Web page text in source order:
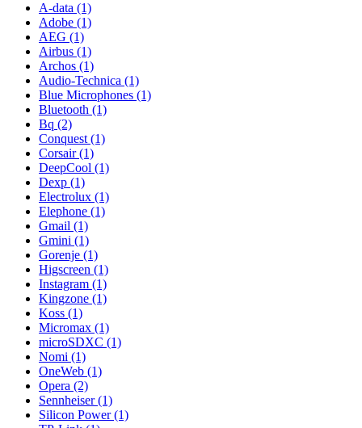
A-data (1)
Adobe (1)
AEG (1)
Airbus (1)
Archos (1)
Audio-Technica (1)
Blue Microphones (1)
Bluetooth (1)
Bq (2)
Conquest (1)
Corsair (1)
DeepCool (1)
Dexp (1)
Electrolux (1)
Elephone (1)
Gmail (1)
Gmini (1)
Gorenje (1)
Higscreen (1)
Instagram (1)
Kingzone (1)
Koss (1)
Micromax (1)
microSDXC (1)
Nomi (1)
OneWeb (1)
Opera (2)
Sennheiser (1)
Silicon Power (1)